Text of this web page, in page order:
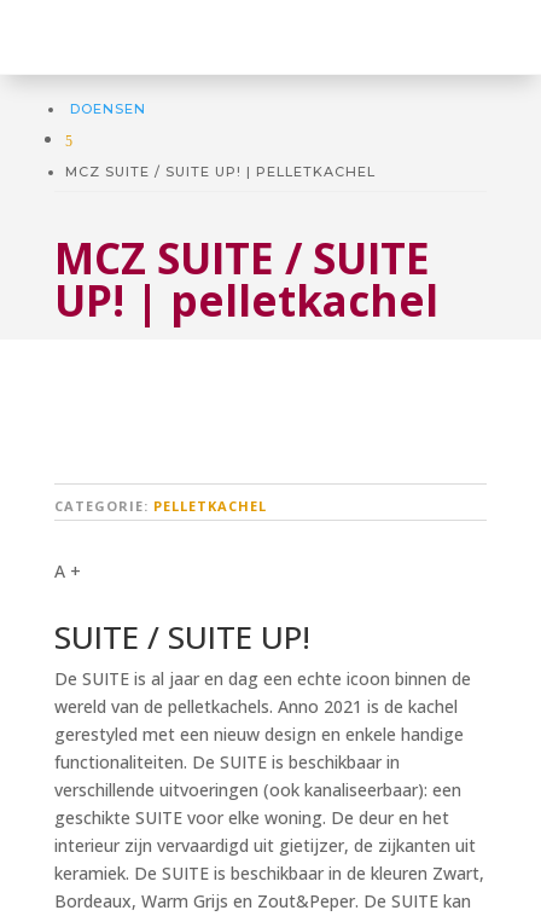
DOENSEN
5
MCZ SUITE / SUITE UP! | PELLETKACHEL
MCZ SUITE / SUITE
UP! | pelletkachel
CATEGORIE: PELLETKACHEL
A +
SUITE / SUITE UP!
De SUITE is al jaar en dag een echte icoon binnen de
wereld van de pelletkachels. Anno 2021 is de kachel
gerestyled met een nieuw design en enkele handige
functionaliteiten. De SUITE is beschikbaar in
verschillende uitvoeringen (ook kanaliseerbaar): een
geschikte SUITE voor elke woning. De deur en het
interieur zijn vervaardigd uit gietijzer, de zijkanten uit
keramiek. De SUITE is beschikbaar in de kleuren Zwart,
Bordeaux, Warm Grijs en Zout&Peper. De SUITE kan